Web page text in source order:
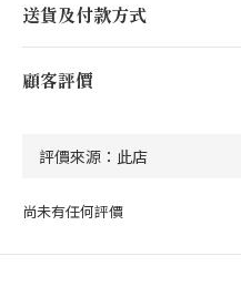
送貨及付款方式
顧客評價
尚未有任何評價